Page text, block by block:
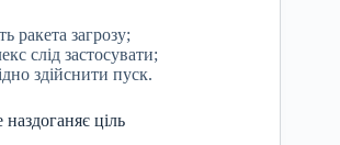
ракета загрозу;
слід застосувати;
здійснити пуск.
ціль